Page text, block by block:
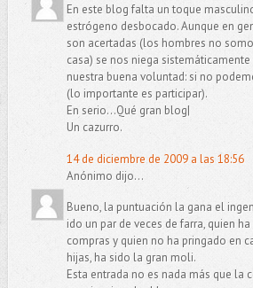
En este blog falta un toque
estrógeno desbocado. Aunque en
son acertadas (los hombres no
casa) se nos niega
nuestra buena voluntad: si no
(lo importante es participar).
En serio...Qué gran blog|
Un cazurro.
14 de diciembre de 2009 a las 18:56
Anónimo dijo...
Bueno, la puntuación la gana el
ido un par de veces de farra, quien
compras y quien no ha pringado en
hijas, ha sido la gran moli.
Esta entrada no es nada más que la